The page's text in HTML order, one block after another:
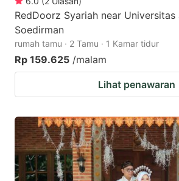
RedDoorz Syariah near Universitas
Soedirman
rumah tamu · 2 Tamu · 1 Kamar tidur
Rp 159.625 /malam
Lihat penawaran